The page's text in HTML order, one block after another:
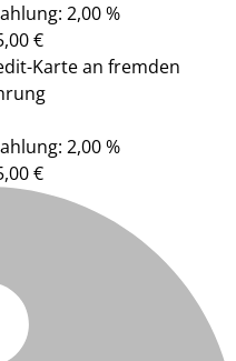
2,00 %
€
Karte an fremden
2,00 %
€